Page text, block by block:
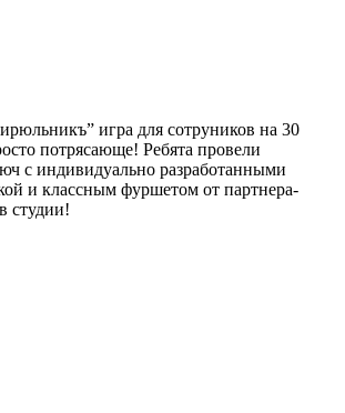
игра для сотруников на 30
потрясающе! Ребята провели
с индивидуально разработанными
и классным фуршетом от партнера-
студии!